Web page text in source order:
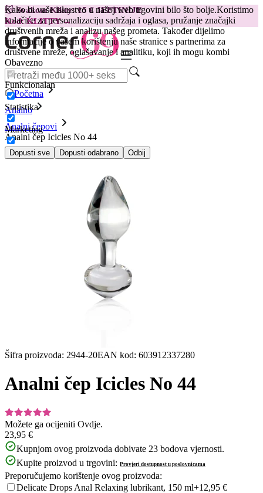
Kako bi vaše iskustvo u našoj web trgovini bilo što bolje.Koristimo
kolačiće za personalizaciju sadržaja i oglasa, pružanje značajki
društvenih mreža i analizu našeg prometa. Također dijelimo
informacije o vašem korištenju naše stranice s partnerima za
društvene mreže, oglašavanje i analitiku, koji ih mogu kombi
Obavezno
Funkcionalan
Statistika
Marketing
Dopusti sve Dopusti odabrano Odbij
😽Svakom Klitty: 15 € JEFTINIJE
Kod: KLITTY →
Početna
Analno
Analni čepovi
Analni čep Icicles No 44
Šifra proizvoda: 2944-20EAN kod: 603912337280
Analni čep Icicles No 44
Možete ga ocijeniti Ovdje.
23,95 €
Kupnjom ovog proizvoda dobivate 23 bodova vjernosti.
Kupite proizvod u trgovini: Provjeri dostupnost u poslovnicama
Preporučujemo korištenje ovog proizvoda:
Delicate Drops Anal Relaxing lubrikant, 150 ml+12,95 €